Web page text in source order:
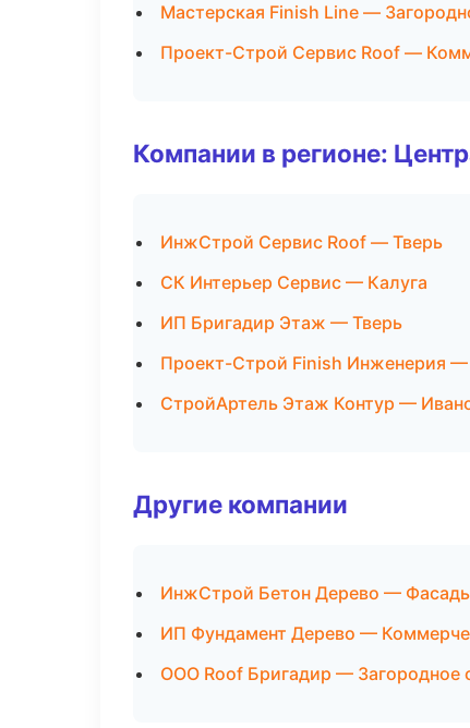
Мастерская Finish Line —
Проект-Строй Сервис Roof —
Компании в регионе:
ИнжСтрой Сервис Roof — Тверь
СК Интерьер Сервис — Калуга
ИП Бригадир Этаж — Тверь
Проект-Строй Finish Инженерия
СтройАртель Этаж Контур —
Другие компании
ИнжСтрой Бетон Дерево —
ИП Фундамент Дерево —
ООО Roof Бригадир — Загородное